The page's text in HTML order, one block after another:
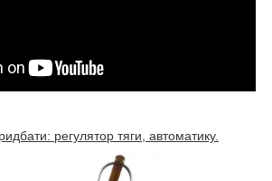
регулятор тяги, автоматику.